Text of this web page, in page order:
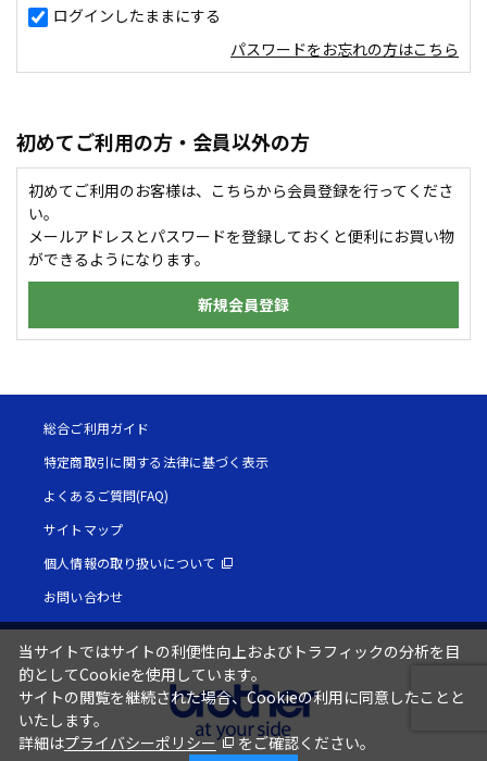
ログインしたままにする
パスワードをお忘れの方はこちら
初めてご利用の方・会員以外の方
初めてご利用のお客様は、こちらから会員登録を行ってくださ
い。
メールアドレスとパスワードを登録しておくと便利にお買い物
ができるようになります。
新規会員登録
総合ご利用ガイド
特定商取引に関する法律に基づく表示
よくあるご質問(FAQ)
サイトマップ
個人情報の取り扱いについて
お問い合わせ
当サイトではサイトの利便性向上およびトラフィックの分析を目
的としてCookieを使用しています。
サイトの閲覧を継続された場合、Cookieの利用に同意したことと
いたします。
詳細はプライバシーポリシー をご確認ください。